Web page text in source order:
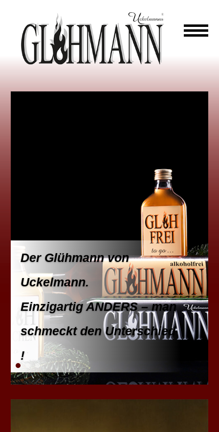
Der Glühmann von
Uckelmann.
Einzigartig ANDERS – man
schmeckt den Unterschied
!